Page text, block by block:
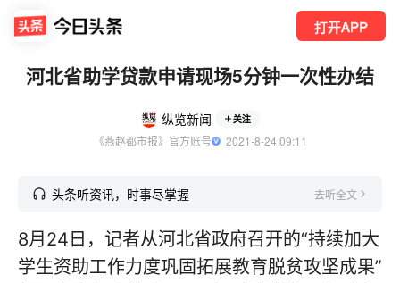
打开APP
河北省助学贷款申请现场5分钟一次性办结
纵览新闻 关注
《燕赵都市报》官方账号
  2021-8-24 09:11
头条听资讯，时事尽掌握 去听全文
8月24日，记者从河北省政府召开的“持续加大
学生资助工作力度巩固拓展教育脱贫攻坚成果”